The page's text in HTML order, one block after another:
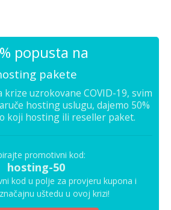
popusta na
pakete
krize uzrokovane COVID-19, svim
hosting uslugu, dajemo 50%
koji hosting ili reseller paket.
promotivni kod:
hosting-50
kod u polje za provjeru kupona i
uštedu u ovoj krizi!